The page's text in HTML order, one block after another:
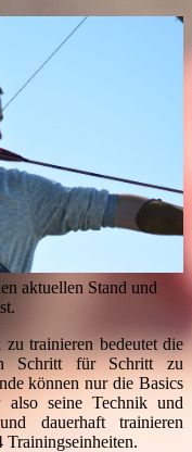
aktuellen Stand und
trainieren bedeutet die
Schritt für Schritt zu
können nur die Basics
also seine Technik und
dauerhaft trainieren
Trainingseinheiten.